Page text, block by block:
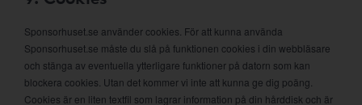
Sponsorhuset.se använder cookies. För att kunna använda
Sponsorhuset.se måste du slå på funktionen cookies i din webbläsare
och stänga av eventuella ytterligare funktioner på datorn som kan
blockera cookies. Utan det kommer vi inte att kunna ge dig poäng.
Cookies är en liten textfil som lagrar information på din hårddisk och är